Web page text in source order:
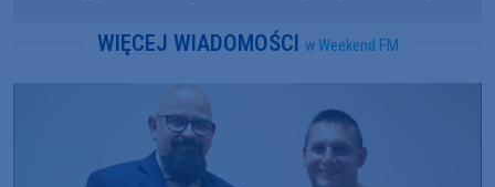
WIĘCEJ WIADOMOŚCI w Weekend FM